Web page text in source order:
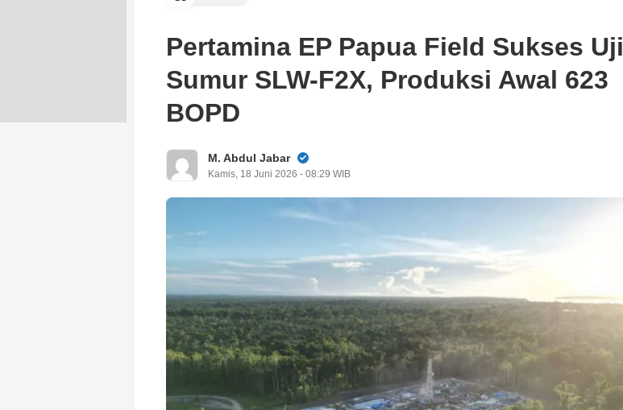
Pertamina EP Papua Field Sukses Uji
Sumur SLW-F2X, Produksi Awal 623
BOPD
M. Abdul Jabar
Kamis, 18 Juni 2026 - 08:29 WIB